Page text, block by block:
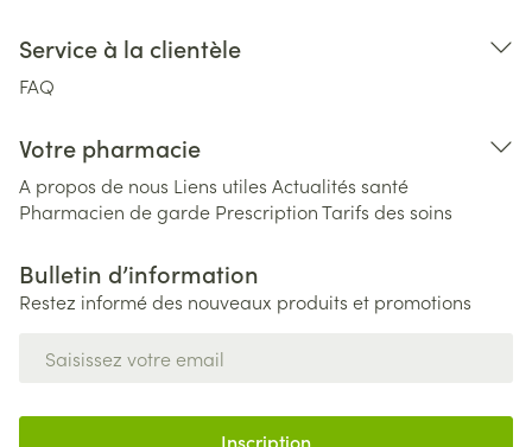
Service à la clientèle
FAQ
Votre pharmacie
A propos de nous Liens utiles Actualités santé
Pharmacien de garde PrescriptionTarifs des soins
Bulletin d’information
Restez informé des nouveaux produits et promotions
Inscription